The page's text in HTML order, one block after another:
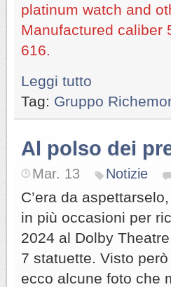
platinum watch and
Manufactured caliber
616.
Leggi tutto
Tag: Gruppo
Al polso dei
Mar. 13 Notizie
C’era da
in più occasioni per
2024 al Dolby
7 statuette. Visto
ecco alcune foto che